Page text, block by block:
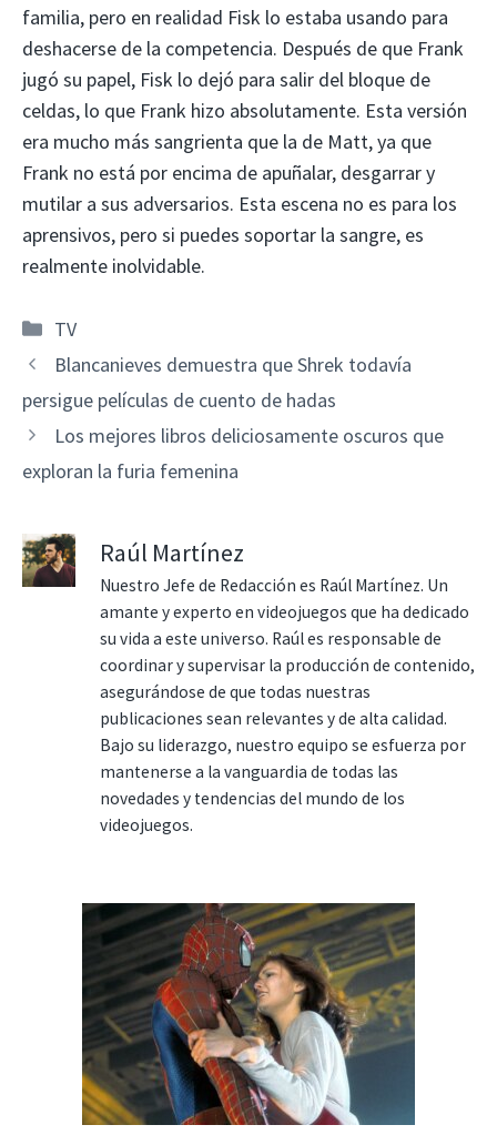
familia, pero en realidad Fisk lo estaba usando para
deshacerse de la competencia. Después de que Frank
jugó su papel, Fisk lo dejó para salir del bloque de
celdas, lo que Frank hizo absolutamente. Esta versión
era mucho más sangrienta que la de Matt, ya que
Frank no está por encima de apuñalar, desgarrar y
mutilar a sus adversarios. Esta escena no es para los
aprensivos, pero si puedes soportar la sangre, es
realmente inolvidable.
Categorías
TV
Blancanieves demuestra que Shrek todavía
persigue películas de cuento de hadas
Los mejores libros deliciosamente oscuros que
exploran la furia femenina
Raúl Martínez
Nuestro Jefe de Redacción es Raúl Martínez. Un
amante y experto en videojuegos que ha dedicado
su vida a este universo. Raúl es responsable de
coordinar y supervisar la producción de contenido,
asegurándose de que todas nuestras
publicaciones sean relevantes y de alta calidad.
Bajo su liderazgo, nuestro equipo se esfuerza por
mantenerse a la vanguardia de todas las
novedades y tendencias del mundo de los
videojuegos.